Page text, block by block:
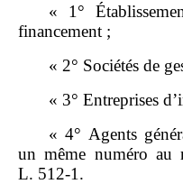
« 1°
financement ;
« 2° Sociétés de
« 3° Entreprises
« 4° Agents
un même numéro au
L. 512‑1.